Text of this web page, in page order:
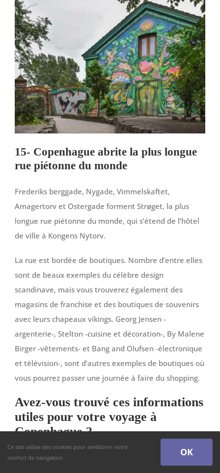
15- Copenhague abrite la plus longue
rue piétonne du monde
Frederiks berggade, Nygade, Vimmelskaftet,
Amagertorv et Ostergade forment Strøget, la plus
longue rue piétonne du monde, qui s’étend de l’hôtel
de ville à Kongens Nytorv.
La rue est bordée de boutiques. Nombre d’entre elles
sont de beaux exemples du célèbre design
scandinave, mais vous trouverez également des
magasins de franchise et des boutiques de souvenirs
avec leurs chapeaux vikings. Georg Jensen -
argenterie-, Stelton -cuisine et décoration-, By Malene
Birger -vêtements- et Bang and Olufsen -électronique
et télévision-, sont d’autres exemples de boutiques où
vous pourrez passer une journée à faire du shopping.
Avez-vous trouvé ces informations
utiles pour votre voyage à
Copenhague ?
C’était la première fois que je me rendais au
Ce site utilise des cookies pour améliorer votre
confort de navigation
OK